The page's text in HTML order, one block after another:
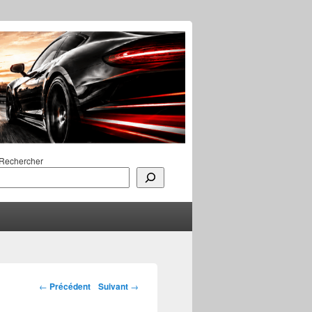
Navigation des
← Précédent Suivant →